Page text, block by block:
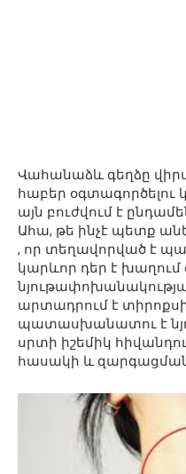
Վահանաձև գեղձը
հաբեր օգտագործելու
այն բուժվում է
Ահա, թե ինչէ պետք
, որ տեղավորված է
կարևոր դեր է խաղում
արտադրում է
պատասխանատու է
սրտի իշեմիկ
հասակի և